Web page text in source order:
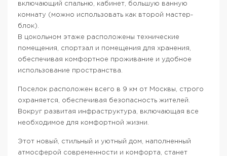
включающий спальню, кабинет, большую ванную
комнату (можно использовать как второй мастер-
блок).
В цокольном этаже расположены технические
помещения, спортзал и помещения для хранения,
обеспечивая комфортное проживание и удобное
использование пространства.
Поселок расположен всего в 9 км от Москвы, строго
охраняется, обеспечивая безопасность жителей.
Вокруг развитая инфраструктура, включающая все
необходимое для комфортной жизни.
Этот новый, стильный и уютный дом, наполненный
атмосферой современности и комфорта, станет